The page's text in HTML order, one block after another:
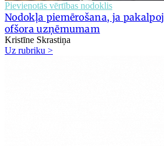
Pievienotās vērtības nodoklis
Nodokļa piemērošana, ja
ofšora uzņēmumam
Kristīne Skrastiņa
Uz rubriku >